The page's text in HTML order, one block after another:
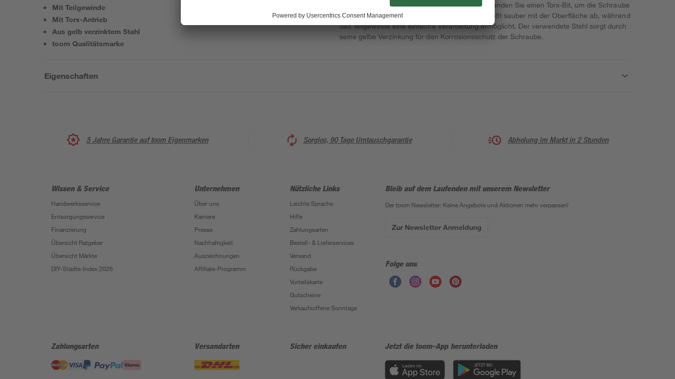
Mit Teilgewinde
Mit Torx-Antrieb
Aus gelb verzinktem Stahl
toom Qualitätsmarke
Begleiter für Ihr nächstes Projekt mit Holz. Verwenden Sie einen Torx-Bit, um die Schraube
in das Werkstück zu treiben. Der Senkkopf schließt sauber mit der Oberfläche ab, während
das Teilgewinde eine einfache Verarbeitung ermöglicht. Der verwendete Stahl sorgt durch
seine gelbe Verzinkung für den Korrosionsschutz der Schraube.
Eigenschaften
5 Jahre Garantie auf toom Eigenmarken Sorglos, 90 Tage Umtauschgarantie Abholung im Markt in 2 Stunden
Wissen & Service
Handwerksservice
Entsorgungsservice
Finanzierung
Übersicht Ratgeber
Übersicht Märkte
DIY-Städte-Index 2026
Unternehmen
Über uns
Karriere
Presse
Nachhaltigkeit
Auszeichnungen
Affiliate-Programm
Nützliche Links
Leichte Sprache
Hilfe
Zahlungsarten
Bestell- & Lieferservices
Versand
Rückgabe
Vorteilskarte
Gutscheine
Verkaufsoffene Sonntage
Bleib auf dem Laufenden mit unserem Newsletter
Der toom Newsletter: Keine Angebote und Aktionen mehr verpassen!
Zur Newsletter Anmeldung
Folge uns
Zahlungsarten Versandarten Sicher einkaufen Jetzt die toom-App herunterladen